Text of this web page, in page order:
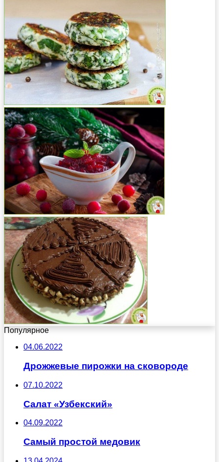
Популярное
04.06.2022
Дрожжевые пирожки на сковороде
07.10.2022
Салат «Узбекский»
04.09.2022
Самый простой медовик